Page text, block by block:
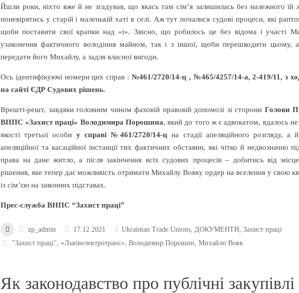
Йшли роки, ніхто вже й не згадував, що якась там сім’я залишилась без належного їй
поневірятись у старій і маленькій хаті в селі. Аж тут почалися судові процеси, які
щоби поставити свої крапки над «і». Звісно, що робилось це без відома і участі
узаконення фактичного володіння майном, так і з іншої, щоби перешкодити цьому,
передати його Михайлу, а задля власної вигоди.
Ось ідентифікуючі номери цих справ : №461/2720/14-ц , №465/4257/14-а, 2-419/11, з
на сайті ЄДР Судових рішень.
Врешті-решт, завдяки головним чином фаховій правовій допомозі зі сторони Голови
ВНПС «Захист праці» Володимира Порошина, який до того ж є адвокатом, вдалось
якості третьої особи у справі №461/2720/14-цна стадії апеляційного розгляду,
апеляційної та касаційної інстанції тих фактичних обставин, які чітко й недвозначно
права на дане житло, а після закінчення всіх судових процесів – добитись від
рішення, яке тепер дає можливість отримати Михайлу Вовку ордер на вселення у свою
із сім’єю на законних підставах.
Прес-служба ВНПС “Захист праці”
zp_admin 17.12.2021 Ukrainian Trade Unions, ДОКУМЕНТИ, Захист праці
"Захист праці"
«Львівелектротранс» ,Володимир Порошин ,Михайло Вовк
Як законодавство про публічні